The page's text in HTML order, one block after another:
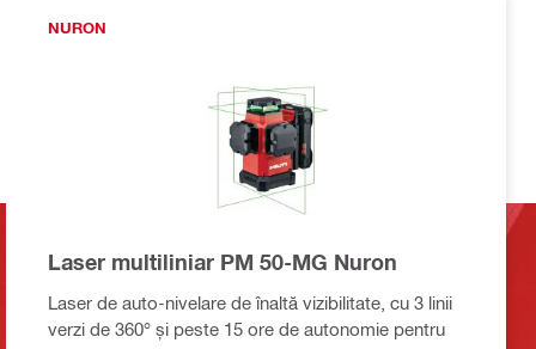
NURON
Laser multiliniar PM 50-MG Nuron
Laser de auto-nivelare de înaltă vizibilitate, cu 3 linii
verzi de 360° și peste 15 ore de autonomie pentru